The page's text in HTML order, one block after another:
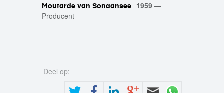
Moutarde van Sonaansee 1959 —
Producent
Deel op: